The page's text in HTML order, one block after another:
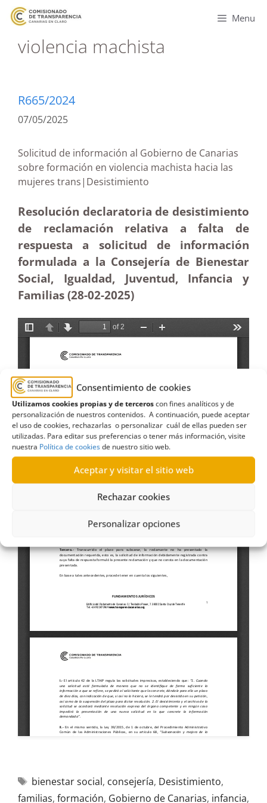
Consentimiento de cookies
Utilizamos cookies propias y de terceroscon fines analíticos y de
personalización de nuestros contenidos. A continuación, puede aceptar
el uso de cookies, rechazarlas o personalizar cuál de ellas pueden ser
utilizadas. Para editar sus preferencias o tener más información, visite
nuestra Política de cookiesde nuestro sitio web.
Aceptar y visitar el sitio web
Rechazar cookies
Personalizar opciones
Menu
violencia machista
R665/2024
07/05/2025
Solicitud de información al Gobierno de Canarias
sobre formación en violencia machista hacia las
mujeres trans|Desistimiento
Resolución declaratoria de desistimiento
de reclamación relativa a falta de
respuesta a solicitud de información
formulada a la Consejería de Bienestar
Social, Igualdad, Juventud, Infancia y
Familias (28-02-2025)
bienestar social, consejería, Desistimiento,
familias, formación, Gobierno de Canarias, infancia,